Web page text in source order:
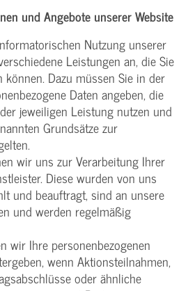
und Angebote unserer Website
Nutzung unserer
Leistungen an, die Sie
können. Dazu müssen Sie in der
Daten angeben, die
jeweiligen Leistung nutzen und
Grundsätze zur
wir uns zur Verarbeitung Ihrer
Diese wurden von uns
und beauftragt, sind an unsere
und werden regelmäßig
wir Ihre personenbezogenen
wenn Aktionsteilnahmen,
oder ähnliche